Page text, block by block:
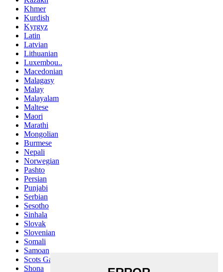
Khmer
Kurdish
Kyrgyz
Latin
Latvian
Lithuanian
Luxembou..
Macedonian
Malagasy
Malay
Malayalam
Maltese
Maori
Marathi
Mongolian
Burmese
Nepali
Norwegian
Pashto
Persian
Punjabi
Serbian
Sesotho
Sinhala
Slovak
Slovenian
Somali
Samoan
Scots Gaelic
Shona